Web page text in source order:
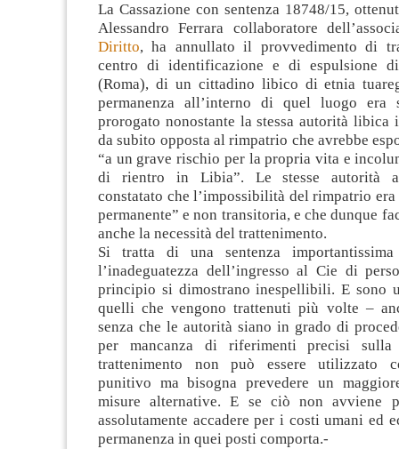
La Cassazione con sentenza 18748/15,
Alessandro Ferrara collaboratore
Diritto, ha annullato il provvedimento di
centro di identificazione e di espulsione
(Roma), di un cittadino libico di etnia
permanenza all’interno di quel luogo era
prorogato nonostante la stessa autorità libica
da subito opposta al rimpatrio che avrebbe
“a un grave rischio per la propria vita e
di rientro in Libia”. Le stesse autorità
constatato che l’impossibilità del rimpatrio era
permanente” e non transitoria, e che dunque
anche la necessità del trattenimento.
Si tratta di una sentenza
l’inadeguatezza dell’ingresso al Cie di
principio si dimostrano inespellibili. E sono
quelli che vengono trattenuti più volte –
senza che le autorità siano in grado di
per mancanza di riferimenti precisi
trattenimento non può essere utilizzato
punitivo ma bisogna prevedere un
misure alternative. E se ciò non avviene
assolutamente accadere per i costi umani ed
permanenza in quei posti comporta.-